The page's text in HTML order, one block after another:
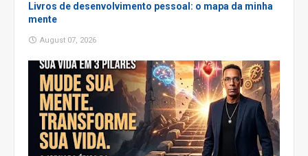
Livros de desenvolvimento pessoal: o mapa da minha
mente
August 07, 2026